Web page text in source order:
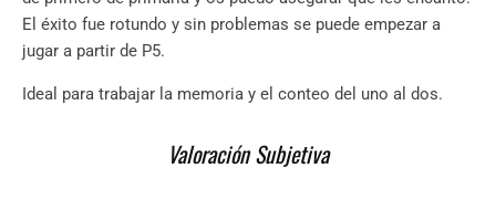
El éxito fue rotundo y sin problemas se puede empezar a
jugar a partir de P5.
Ideal para trabajar la memoria y el conteo del uno al dos.
Valoración Subjetiva